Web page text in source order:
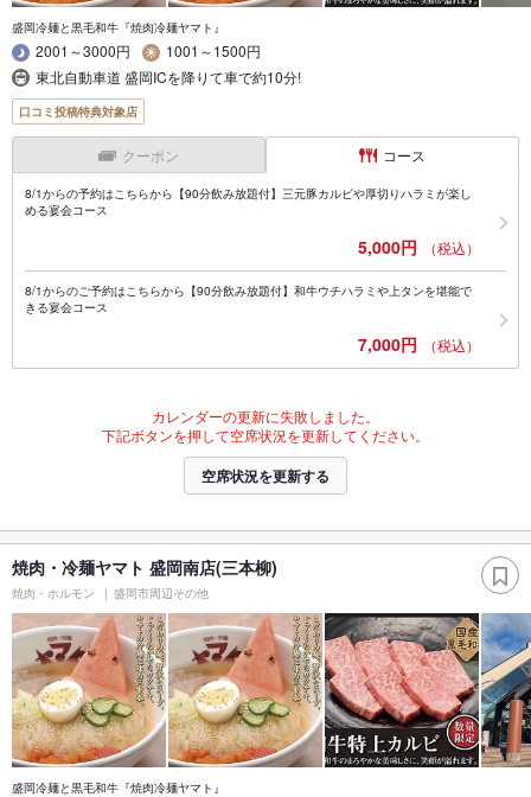
盛岡冷麺と黒毛和牛『焼肉冷麺ヤマト』
2001～3000円
1001～1500円
東北自動車道 盛岡ICを降りて車で約10分!
口コミ投稿特典対象店
クーポン コース
8/1からの予約はこちらから【90分飲み放題付】三元豚カルビや厚切りハラミが楽し
める宴会コース
5,000円 （税込）
8/1からのご予約はこちらから【90分飲み放題付】和牛ウチハラミや上タンを堪能で
きる宴会コース
7,000円 （税込）
カレンダーの更新に失敗しました。
下記ボタンを押して空席状況を更新してください。
空席状況を更新する
焼肉・冷麺ヤマト 盛岡南店(三本柳)
焼肉・ホルモン 盛岡市周辺その他
盛岡冷麺と黒毛和牛『焼肉冷麺ヤマト』